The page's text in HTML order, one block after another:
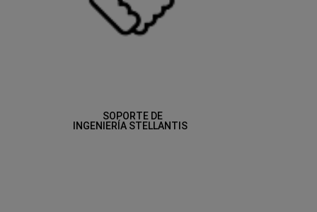
SOPORTE DE
INGENIERÍA STELLANTIS